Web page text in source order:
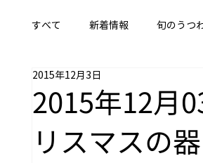
すべて 新着情報 旬のうつ
ここに技あり
2015年12月
リスマスの器
2015年12月3日